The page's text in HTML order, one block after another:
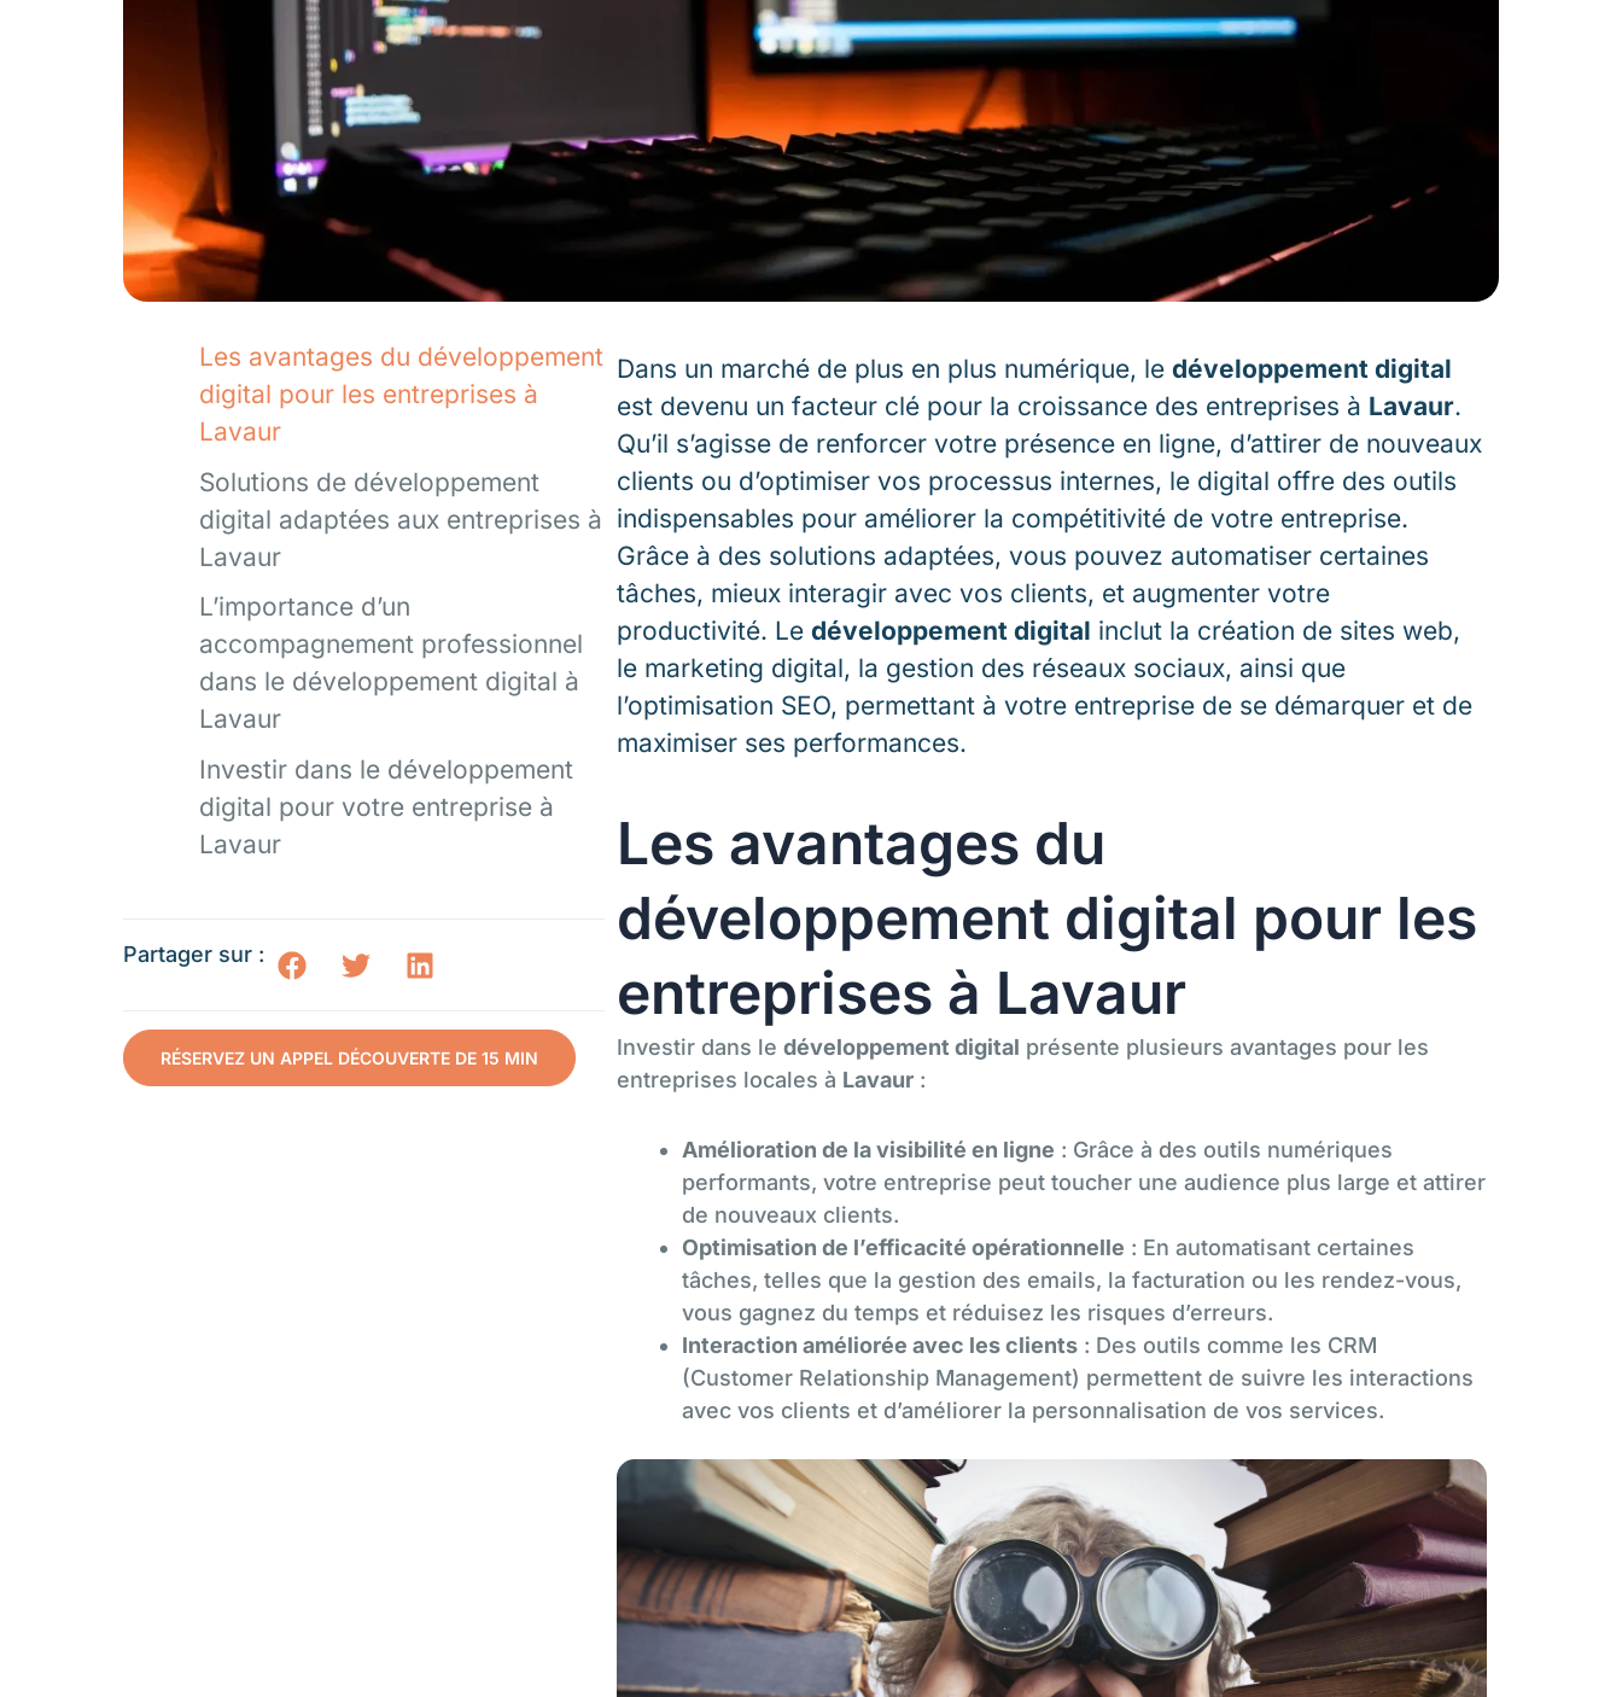
Les avantages du développement
digital pour les entreprises à
Lavaur
Solutions de développement
digital adaptées aux entreprises à
Lavaur
L’importance d’un
accompagnement professionnel
dans le développement digital à
Lavaur
Investir dans le développement
digital pour votre entreprise à
Lavaur
Partager sur :
RÉSERVEZ UN APPEL DÉCOUVERTE DE 15 MIN
Dans un marché de plus en plus numérique, le développement digital
est devenu un facteur clé pour la croissance des entreprises à Lavaur.
Qu’il s’agisse de renforcer votre présence en ligne, d’attirer de nouveaux
clients ou d’optimiser vos processus internes, le digital offre des outils
indispensables pour améliorer la compétitivité de votre entreprise.
Grâce à des solutions adaptées, vous pouvez automatiser certaines
tâches, mieux interagir avec vos clients, et augmenter votre
productivité. Le développement digital inclut la création de sites web,
le marketing digital, la gestion des réseaux sociaux, ainsi que
l’optimisation SEO, permettant à votre entreprise de se démarquer et de
maximiser ses performances.
Les avantages du
développement digital pour les
entreprises à Lavaur
Investir dans le développement digital présente plusieurs avantages pour les
entreprises locales à Lavaur :
Amélioration de la visibilité en ligne : Grâce à des outils numériques
performants, votre entreprise peut toucher une audience plus large et attirer
de nouveaux clients.
Optimisation de l’efficacité opérationnelle : En automatisant certaines
tâches, telles que la gestion des emails, la facturation ou les rendez-vous,
vous gagnez du temps et réduisez les risques d’erreurs.
Interaction améliorée avec les clients : Des outils comme les CRM
(Customer Relationship Management) permettent de suivre les interactions
avec vos clients et d’améliorer la personnalisation de vos services.